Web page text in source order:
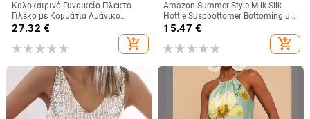
Καλοκαιρινό Γυναικείο Πλεκτό
Γιλέκο με Κομμάτια Αμάνικο
Καλοκαιρινό Μποέμικο Τοπ με
27.32 €
add_shopping_cart
Amazon Summer Style Milk Silk
Hottie Suspbottomer Bottoming με
Ευρωπαϊκό και Αμερικανικό Στυλ
Λεπτό Κοντό Γιλέκο για Γυναίκες
15.47 €
add_shopping_cart